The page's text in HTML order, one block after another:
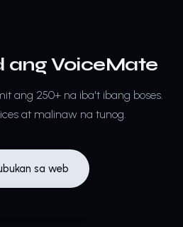
ang VoiceMate
ang 250+ na iba't ibang boses.
at malinaw na tunog.
sa web